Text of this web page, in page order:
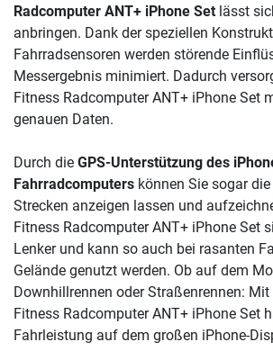
Radcomputer ANT+ iPhone Set lässt
anbringen. Dank der speziellen
Fahrradsensoren werden störende
Messergebnis minimiert. Dadurch
Fitness Radcomputer ANT+ iPhone Set
genauen Daten.
Durch die GPS-Unterstützung des
Fahrradcomputers können Sie sogar
Strecken anzeigen lassen und
Fitness Radcomputer ANT+ iPhone Set
Lenker und kann so auch bei rasanten
Gelände genutzt werden. Ob auf dem
Downhillrennen oder Straßenrennen:
Fitness Radcomputer ANT+ iPhone Set
Fahrleistung auf dem großen iPhone-